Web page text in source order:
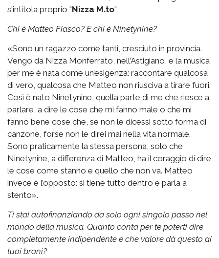
s'intitola proprio "Nizza M.to"
Chi è Matteo Fiasco? E chi è Ninetynine?
«Sono un ragazzo come tanti, cresciuto in provincia.
Vengo da Nizza Monferrato, nell’Astigiano, e la musica
per me è nata come un’esigenza: raccontare qualcosa
di vero, qualcosa che Matteo non riusciva a tirare fuori.
Così è nato Ninetynine, quella parte di me che riesce a
parlare, a dire le cose che mi fanno male o che mi
fanno bene cose che, se non le dicessi sotto forma di
canzone, forse non le direi mai nella vita normale.
Sono praticamente la stessa persona, solo che
Ninetynine, a differenza di Matteo, ha il coraggio di dire
le cose come stanno e quello che non va. Matteo
invece è l’opposto: si tiene tutto dentro e parla a
stento».
Ti stai autofinanziando da solo ogni singolo passo nel
mondo della musica. Quanto conta per te poterti dire
completamente indipendente e che valore dà questo ai
tuoi brani?